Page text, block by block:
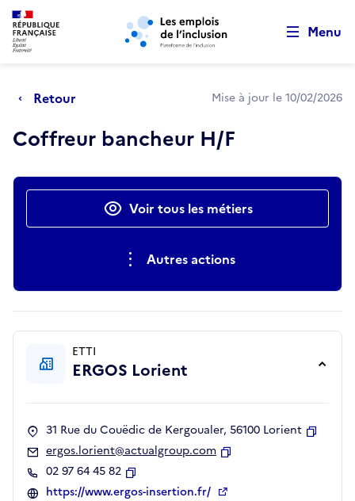
Aller au menu principal Aller au contenu principal
Menu
Retour Mise à jour le 10/02/2026
Coffreur bancheur H/F
Actions rapidesVoir tous les métiers
Autres actions
ETTI
ERGOS Lorient
31 Rue du Couëdic de Kergoualer, 56100 Lorient
ergos.lorient@actualgroup.com
02 97 64 45 82
Copier
https://www.ergos-insertion.fr/
Retour au début de la page
Panneau de gestion des cookies